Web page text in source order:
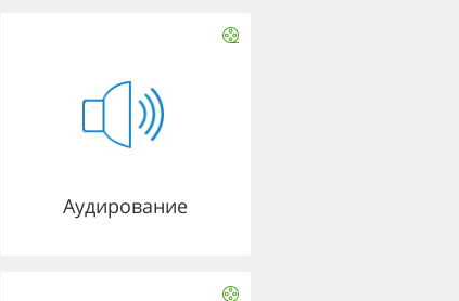
Аудирование